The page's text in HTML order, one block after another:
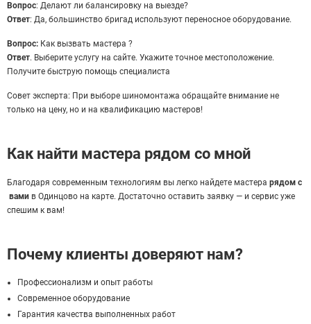
Вопрос: Делают ли балансировку на выезде?
Ответ: Да, большинство бригад используют переносное оборудование.
Вопрос: Как вызвать мастера ?
Ответ. Выберите услугу на сайте. Укажите точное местоположение.
Получите быструю помощь специалиста
Совет эксперта: При выборе шиномонтажа обращайте внимание не
только на цену, но и на квалификацию мастеров!
Как найти мастера рядом со мной
Благодаря современным технологиям вы легко найдете мастера рядом с
вами в Одинцово на карте. Достаточно оставить заявку — и сервис уже
спешим к вам!
Почему клиенты доверяют нам?
Профессионализм и опыт работы
Современное оборудование
Гарантия качества выполненных работ